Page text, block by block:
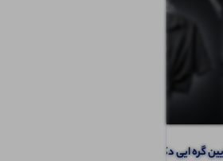
ایی دکمه دار (پک 4 عددی)